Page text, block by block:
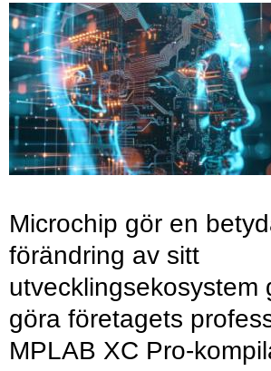
Microchip gör en
förändring av sitt
utvecklingsekosystem
göra företagets
MPLAB XC Pro-